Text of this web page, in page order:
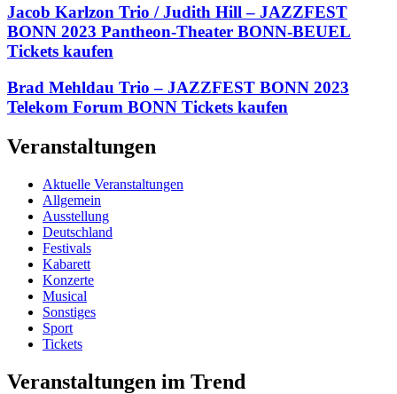
Jacob Karlzon Trio / Judith Hill – JAZZFEST
BONN 2023 Pantheon-Theater BONN-BEUEL
Tickets kaufen
Brad Mehldau Trio – JAZZFEST BONN 2023
Telekom Forum BONN Tickets kaufen
Veranstaltungen
Aktuelle Veranstaltungen
Allgemein
Ausstellung
Deutschland
Festivals
Kabarett
Konzerte
Musical
Sonstiges
Sport
Tickets
Veranstaltungen im Trend